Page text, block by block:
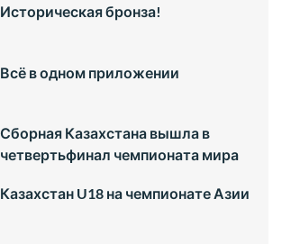
Историческая бронза!
Всё в одном приложении
Сборная Казахстана вышла в
четвертьфинал чемпионата мира
Казахстан U18 на чемпионате Азии